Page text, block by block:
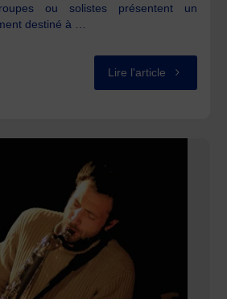
ou solistes présentent un
destiné à …
Lire l'article"C.D
à